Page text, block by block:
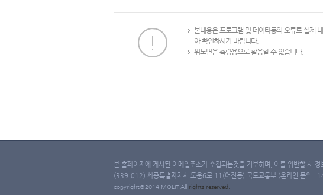
본내용은 프로그램 및 데이타등의 오류로 실제
아 확인하시기 바랍니다.
위도면은 측량용으로 활용할 수 없습니다.
본 홈페이지에 게시된 이메일주소가 수집되는것을 거부하며, 이를 위반할 시
(339-012) 세종특별자치시 도움6로 11(어진동) 국토교통부 (온라인 문
copyright@2014 MOLIT All rights reserved.